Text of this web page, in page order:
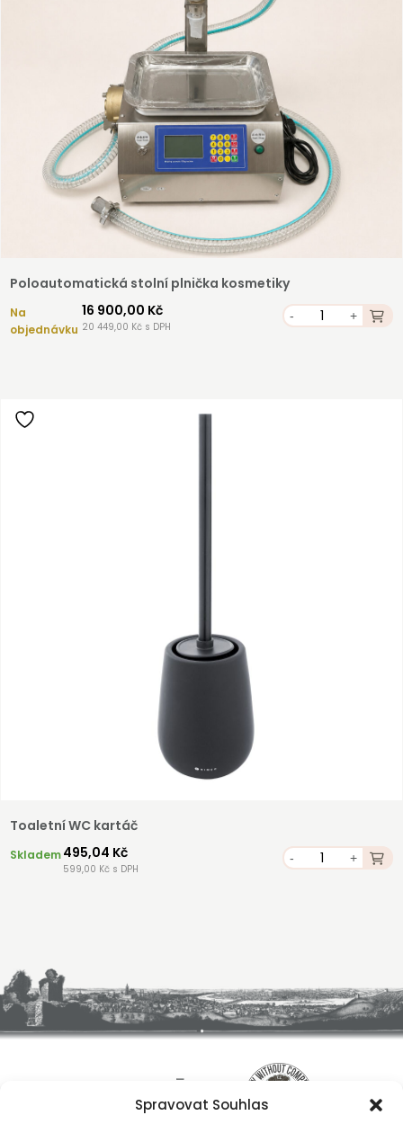
Spravovat Souhlas
Poloautomatická stolní plnička kosmetiky
Na
objednávku
16 900,00 Kč
20 449,00 Kč s DPH
- +
Toaletní WC kartáč
Skladem495,04 Kč
599,00 Kč s DPH
- +